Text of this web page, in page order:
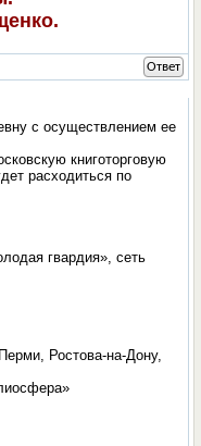
Ответ
с осуществлением ее
книготорговую
расходиться по
гвардия», сеть
Ростова-на-Дону,